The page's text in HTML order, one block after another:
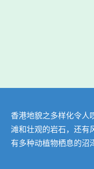
香港地貌之多样化令人
滩和壮观的岩石，还有
有多种动植物栖息的沼